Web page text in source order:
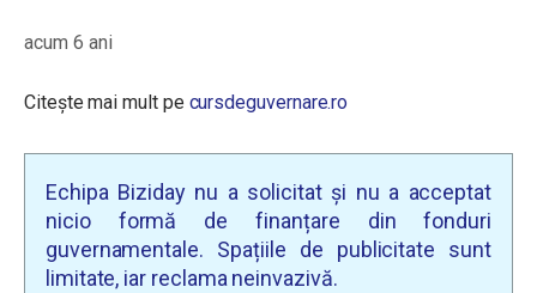
acum 6 ani
Citește mai mult pe cursdeguvernare.ro
Echipa Biziday nu a solicitat și nu a acceptat
nicio formă de finanțare din fonduri
guvernamentale. Spațiile de publicitate sunt
limitate, iar reclama neinvazivă.